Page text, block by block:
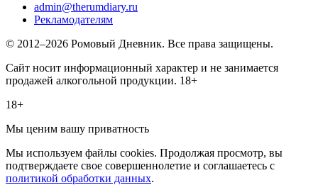
admin@therumdiary.ru
Рекламодателям
© 2012–2026 Ромовый Дневник. Все права защищены.
Сайт носит информационный характер и не занимается
продажей алкогольной продукции. 18+
18+
Мы ценим вашу приватность
Мы используем файлы cookies. Продолжая просмотр, вы
подтверждаете свое совершеннолетие и соглашаетесь с
политикой обработки данных.